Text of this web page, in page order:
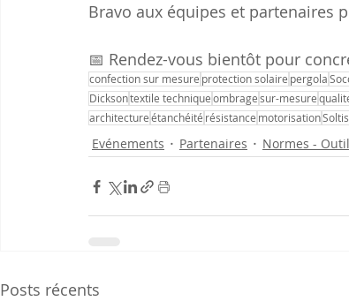
Bravo aux équipes et partenaires
📅 Rendez-vous bientôt pour
confection sur mesure protection solaire pergola
Dicksontextile techniqueombragesur-mesure
architectureétanchéité résistance motorisationSoltis
Evénements Partenaires Normes -
Posts récents